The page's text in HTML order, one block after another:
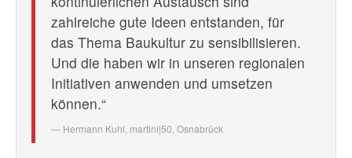
zahlreiche gute Ideen entstanden, für
das Thema Baukultur zu sensibilisieren.
Und die haben wir in unseren regionalen
Initiativen anwenden und umsetzen
können.“
Hermann Kuhl, martini|50, Osnabrück